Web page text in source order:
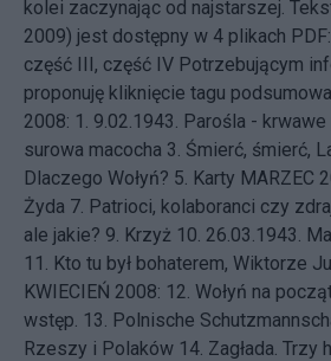
kolei zaczynając od najstarszej.
2009) jest dostępny w 4 plikach PDF:
część III, część IV Potrzebującym
proponuję kliknięcie tagu
2008: 1. 9.02.1943. Parośla - krwawe
surowa macocha 3. Śmierć, śmierć,
Dlaczego Wołyń? 5. Karty MARZEC
Żyda 7. Patrioci, kolaboranci czy
ale jakie? 9. Krzyż 10. 26.03.1943.
11. Kto tu był bohaterem, Wiktorze
KWIECIEŃ 2008: 12. Wołyń na
wstęp. 13. Polnische
Rzeszy i Polaków 14. Zagłada. Trzy